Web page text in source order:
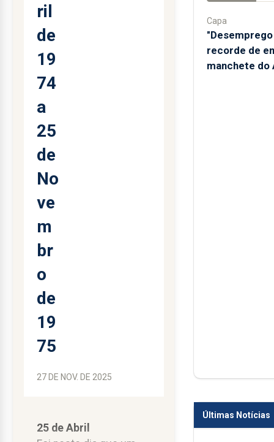
ril
de
19
74
a
25
de
No
ve
m
br
o
de
19
75
27 DE NOV. DE 2025
25 de Abril
Capa
recorde de
manchete do
Últimas Notícias